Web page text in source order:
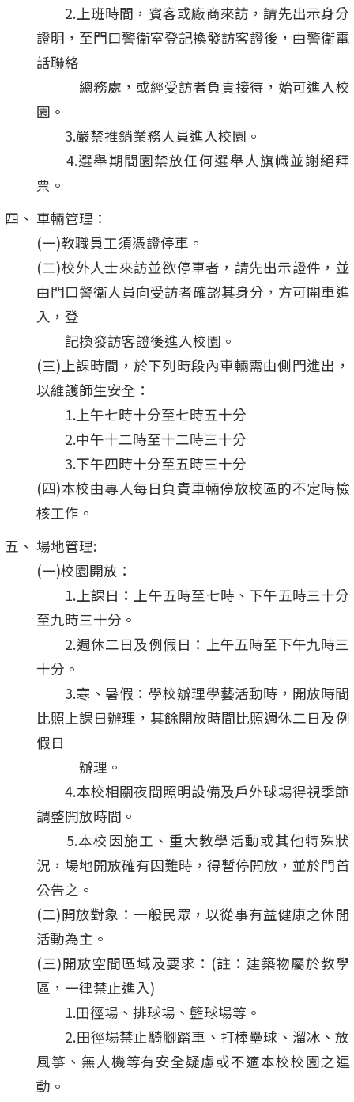
2.上班時間，賓客或廠商來訪，請先出示身分
證明，至門口警衛室登記換發訪客證後，由警衛電
話聯絡
總務處，或經受訪者負責接待，始可進入校
園。
3.嚴禁推銷業務人員進入校園。
4.選舉期間園禁放任何選舉人旗幟並謝絕拜
票。
車輛管理：
(一)教職員工須憑證停車。
(二)校外人士來訪並欲停車者，請先出示證件，並
由門口警衛人員向受訪者確認其身分，方可開車進
入，登
記換發訪客證後進入校園。
(三)上課時間，於下列時段內車輛需由側門進出，
以維護師生安全：
1.上午七時十分至七時五十分
2.中午十二時至十二時三十分
3.下午四時十分至五時三十分
(四)本校由專人每日負責車輛停放校區的不定時檢
核工作。
場地管理:
(一)校園開放：
1.上課日：上午五時至七時、下午五時三十分
至九時三十分。
2.週休二日及例假日：上午五時至下午九時三
十分。
3.寒、暑假：學校辦理學藝活動時，開放時間
比照上課日辦理，其餘開放時間比照週休二日及例
假日
辦理。
4.本校相關夜間照明設備及戶外球場得視季節
調整開放時間。
5.本校因施工、重大教學活動或其他特殊狀
況，場地開放確有因難時，得暫停開放，並於門首
公告之。
(二)開放對象：一般民眾，以從事有益健康之休閒
活動為主。
(三)開放空間區域及要求：(註：建築物屬於教學
區，一律禁止進入)
1.田徑場、排球場、籃球場等。
2.田徑場禁止騎腳踏車、打棒壘球、溜冰、放
風箏、無人機等有安全疑慮或不適本校校園之運
動。